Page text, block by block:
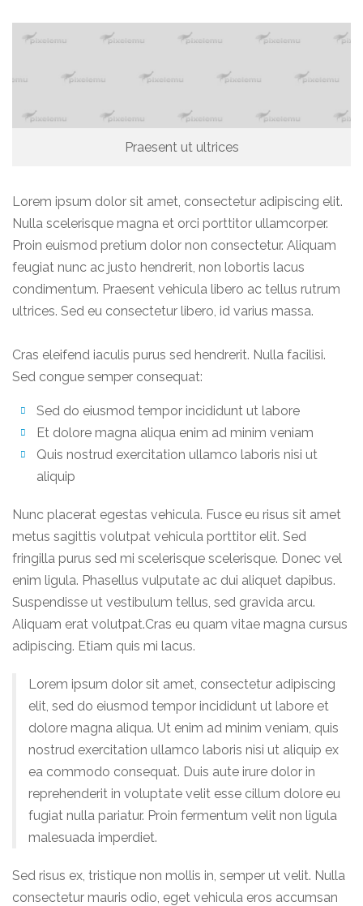
Praesent ut ultrices
Lorem ipsum dolor sit amet, consectetur adipiscing elit.
Nulla scelerisque magna et orci porttitor ullamcorper.
Proin euismod pretium dolor non consectetur. Aliquam
feugiat nunc ac justo hendrerit, non lobortis lacus
condimentum. Praesent vehicula libero ac tellus rutrum
ultrices. Sed eu consectetur libero, id varius massa.
Cras eleifend iaculis purus sed hendrerit. Nulla facilisi.
Sed congue semper consequat:
Sed do eiusmod tempor incididunt ut labore
Et dolore magna aliqua enim ad minim veniam
Quis nostrud exercitation ullamco laboris nisi ut
aliquip
Nunc placerat egestas vehicula. Fusce eu risus sit amet
metus sagittis volutpat vehicula porttitor elit. Sed
fringilla purus sed mi scelerisque scelerisque. Donec vel
enim ligula. Phasellus vulputate ac dui aliquet dapibus.
Suspendisse ut vestibulum tellus, sed gravida arcu.
Aliquam erat volutpat.Cras eu quam vitae magna cursus
adipiscing. Etiam quis mi lacus.
Lorem ipsum dolor sit amet, consectetur adipiscing
elit, sed do eiusmod tempor incididunt ut labore et
dolore magna aliqua. Ut enim ad minim veniam, quis
nostrud exercitation ullamco laboris nisi ut aliquip ex
ea commodo consequat. Duis aute irure dolor in
reprehenderit in voluptate velit esse cillum dolore eu
fugiat nulla pariatur. Proin fermentum velit non ligula
malesuada imperdiet.
Sed risus ex, tristique non mollis in, semper ut velit. Nulla
consectetur mauris odio, eget vehicula eros accumsan